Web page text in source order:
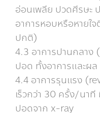
อ่อนเพลีย ปวดศีรษะ
อาการหอบหรือหาย
ปกติ)
4.3 อาการปานกลาง
ปอด ทั้งอาการและผ
4.4 อาการรุนแรง
เร็วกว่า 30 ครั้ง/นา
ปอดจาก x-ray